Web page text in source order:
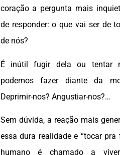
coração a pergunta mais
de responder: o que vai ser de
de nós?
É inútil fugir dela ou tentar
podemos fazer diante da
Deprimir-nos? Angustiar-nos?…
Sem dúvida, a reação mais
essa dura realidade e “tocar pra
humano é chamado a